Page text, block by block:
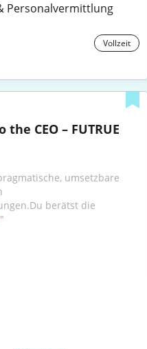
Personalvermittlung
Vollzeit
CEO – FUTRUE
umsetzbare